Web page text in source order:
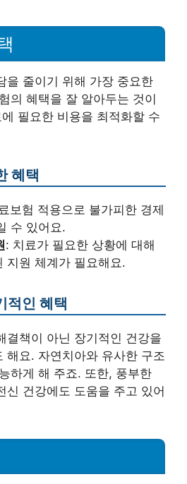
을 줄이기 위해 가장 중요한
의 혜택을 잘 알아두는 것이
필요한 비용을 최적화할 수
혜택
보험 적용으로 불가피한 경제
수 있어요.
: 치료가 필요한 상황에 대해
지원 체계가 필요해요.
적인 혜택
결책이 아닌 장기적인 건강을
해요. 자연치아와 유사한 구조
하게 해 주죠. 또한, 풍부한
신 건강에도 도움을 주고 있어